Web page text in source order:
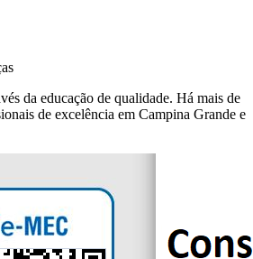
da educação de qualidade. Há mais de
de excelência em Campina Grande e